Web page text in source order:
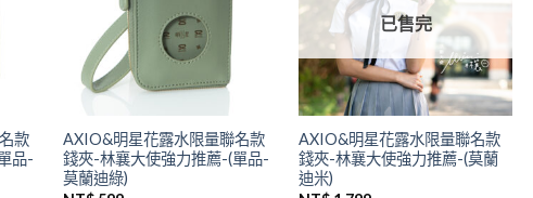
款
品-
AXIO&明星花露水限量聯名款
錢夾-林襄大使強力推薦-(單品-
莫蘭迪綠)
已售完
AXIO&明星花露水限量聯名款
錢夾-林襄大使強力推薦-(莫蘭
迪米)